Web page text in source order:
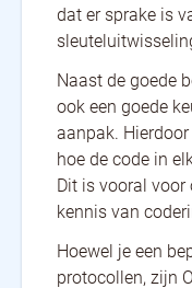
dat er sprake is
Naast de goede
ook een goede
aanpak.
hoe de code in
Dit is vooral voor
kennis van
Hoewel je een
protocollen, zijn